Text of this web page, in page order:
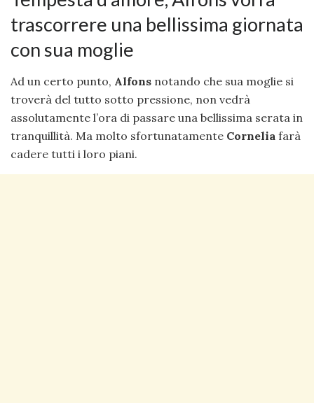
trascorrere una bellissima giornata
con sua moglie
Ad un certo punto, Alfons notando che sua moglie si
troverà del tutto sotto pressione, non vedrà
assolutamente l’ora di passare una bellissima serata in
tranquillità. Ma molto sfortunatamente Cornelia farà
cadere tutti i loro piani.